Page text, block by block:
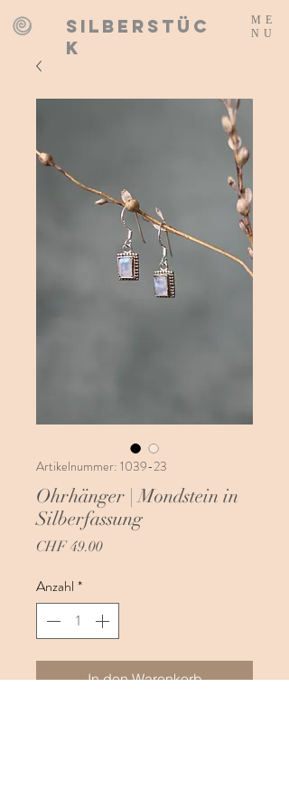
SILBERSTÜC
K
ME
NU
Artikelnummer: 1039-23
Ohrhänger | Mondstein in
Silberfassung
CHF 49.00Preis
Anzahl *
In den Warenkorb